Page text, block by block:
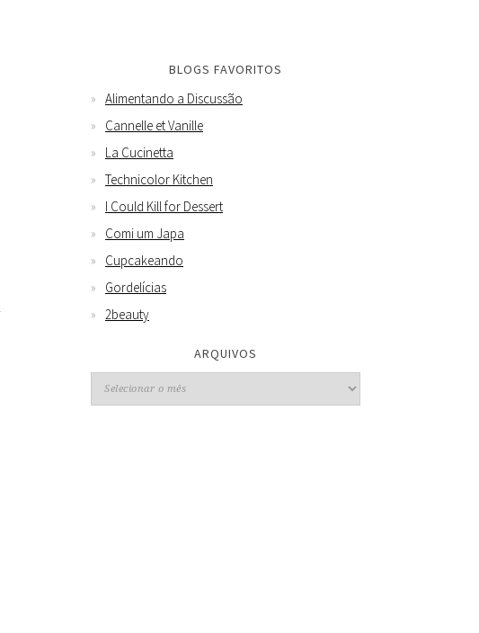
BLOGS FAVORITOS
Alimentando a Discussão
Cannelle et Vanille
La Cucinetta
Technicolor Kitchen
I Could Kill for Dessert
Comi um Japa
Cupcakeando
Gordelícias
2beauty
ARQUIVOS